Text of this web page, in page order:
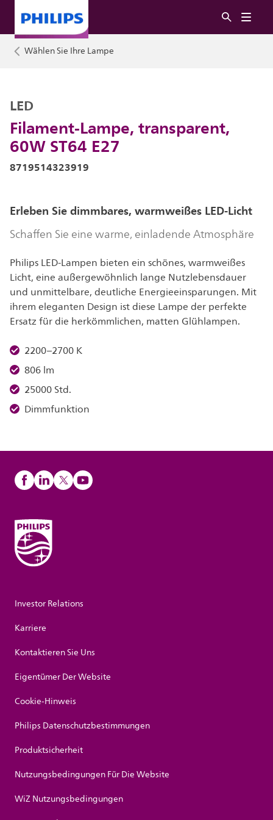
Wählen Sie Ihre Lampe
Filament-Lampe, transparent,
60W ST64 E27
LED
8719514323919
Erleben Sie dimmbares, warmweißes LED-Licht
Schaffen Sie eine warme, einladende Atmosphäre
Philips LED-Lampen bieten ein schönes, warmweißes
Licht, eine außergewöhnlich lange Nutzlebensdauer
und unmittelbare, deutliche Energieeinsparungen. Mit
ihrem eleganten Design ist diese Lampe der perfekte
Ersatz für die herkömmlichen, matten Glühlampen.
2200–2700 K
806 lm
25000 Std.
Dimmfunktion
Investor Relations
Karriere
Kontaktieren Sie Uns
Eigentümer Der Website
Cookie-Hinweis
Philips Datenschutzbestimmungen
Produktsicherheit
Nutzungsbedingungen Für Die Website
WiZ Nutzungsbedingungen